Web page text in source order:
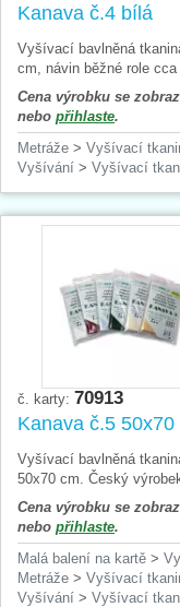
Kanava č.4 bílá
Vyšívací bavlněná
cm, návin běžné role
Cena výrobku se
nebo přihlaste.
Metráže > Vyšívací
Vyšívání > Vyšívací
č. karty: 70913
Kanava č.5 50x70
Vyšívací bavlněná
50x70 cm. Český
Cena výrobku se
nebo přihlaste.
Malá balení na kartě >
Metráže > Vyšívací
Vyšívání > Vyšívací